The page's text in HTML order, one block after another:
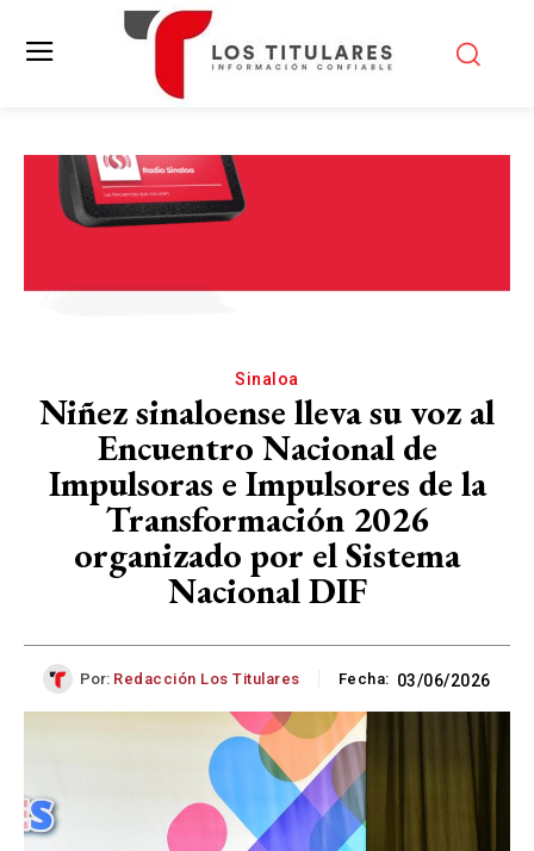
Sinaloa
Niñez sinaloense lleva su voz al
Encuentro Nacional de
Impulsoras e Impulsores de la
Transformación 2026
organizado por el Sistema
Nacional DIF
Por: Redacción Los Titulares Fecha: 03/06/2026